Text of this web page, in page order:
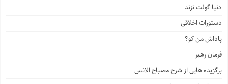
دنیا گولت نزند
دستورات اخلاقی
پاداش من کو؟
فرمان رهبر
برگزیده هایی از شرح مصباح الانس